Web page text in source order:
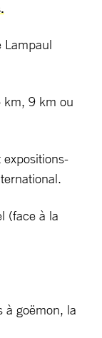
Lampaul
km, 9 km ou
expositions-
(face à la
à goëmon, la